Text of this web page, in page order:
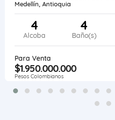
Medellín, Antioquia
4
Alcoba
4
Baño(s)
Para Venta
$1.950.000.000
Pesos Colombianos